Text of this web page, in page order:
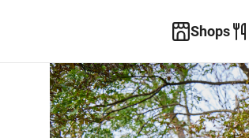
Shops